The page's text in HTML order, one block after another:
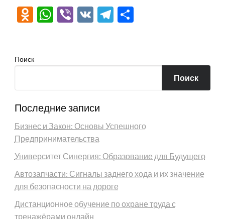
Odnoklassniki
WhatsApp
Viber
VK Telegram
Поиск
Поиск
Последние записи
Бизнес и Закон: Основы Успешного
Предпринимательства
Университет Синергия: Образование для Будущего
Автозапчасти: Сигналы заднего хода и их значение
для безопасности на дороге
Дистанционное обучение по охране труда с
тренажёрами онлайн